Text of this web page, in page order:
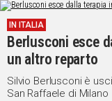
VIDEO
IN ITALIA
Berlusconi esce
un altro reparto
Silvio Berlusconi è
San Raffaele di Milano